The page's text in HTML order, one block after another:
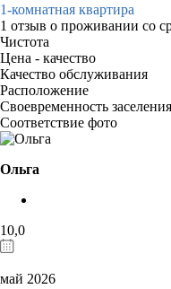
1-комнатная квартира
1 отзыв о проживании со
Чистота
Цена - качество
Качество обслуживания
Расположение
Своевременность заселения
Соответствие фото
Ольга
10,0
май 2026